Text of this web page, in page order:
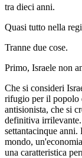
tra dieci anni.
Quasi tutto nella
Tranne due cose.
Primo, Israele non
Che si consideri
rifugio per il popolo
antisionista, che si
definitiva irrilevante.
settantacinque anni.
mondo,
una caratteristica